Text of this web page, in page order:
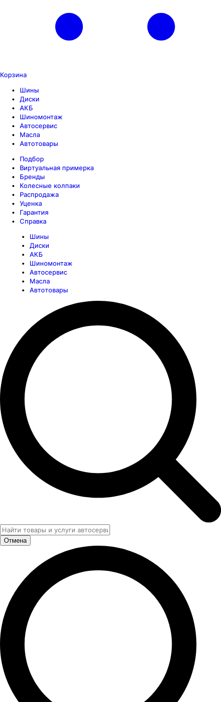
Корзина
Шины
Диски
АКБ
Шиномонтаж
Автосервис
Масла
Автотовары
Подбор
Виртуальная примерка
Бренды
Колесные колпаки
Распродажа
Уценка
Гарантия
Справка
Шины
Диски
АКБ
Шиномонтаж
Автосервис
Масла
Автотовары
Отмена